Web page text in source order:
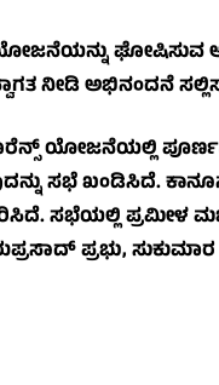
ನೀಡಿ ಅಭಿನಂದನೆ
ಯೋಜನೆಯಲ್ಲಿ
ಸಭೆ ಖಂಡಿಸಿದೆ.
ಸಭೆಯಲ್ಲಿ
ಪ್ರಭು, ಸುಕುಮಾರ